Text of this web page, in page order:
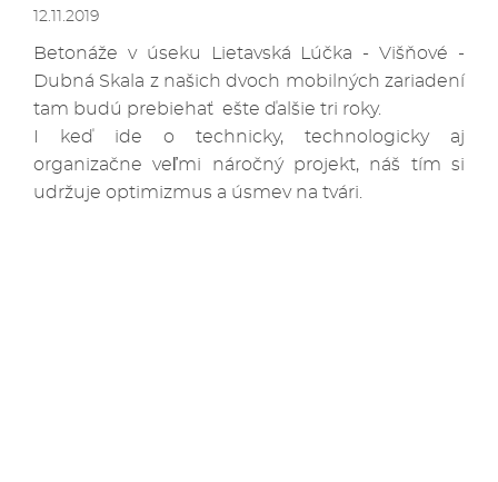
12.11.2019
Betonáže v úseku Lietavská Lúčka - Višňové -
Dubná Skala z našich dvoch mobilných zariadení
tam budú prebiehať ešte ďalšie tri roky.
I keď ide o technicky, technologicky aj
organizačne veľmi náročný projekt, náš tím si
udržuje optimizmus a úsmev na tvári.